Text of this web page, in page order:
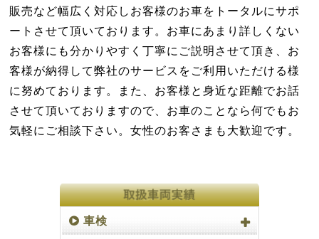
販売など幅広く対応しお客様のお車をトータルにサポ
ートさせて頂いております。お車にあまり詳しくない
お客様にも分かりやすく丁寧にご説明させて頂き、お
客様が納得して弊社のサービスをご利用いただける様
に努めております。また、お客様と身近な距離でお話
させて頂いておりますので、お車のことなら何でもお
気軽にご相談下さい。女性のお客さまも大歓迎です。
車検